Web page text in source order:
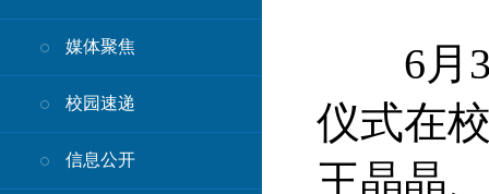
媒体聚焦
校园速递
信息公开
6月3
仪式在
王晶晶